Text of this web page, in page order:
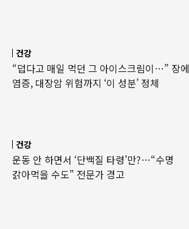
건강
“덥다고 매일 먹던 그 아이스크림이…” 장에
염증, 대장암 위험까지 ‘이 성분’ 정체
건강
운동 안 하면서 ‘단백질 타령’만?…“수명
갉아먹을 수도” 전문가 경고